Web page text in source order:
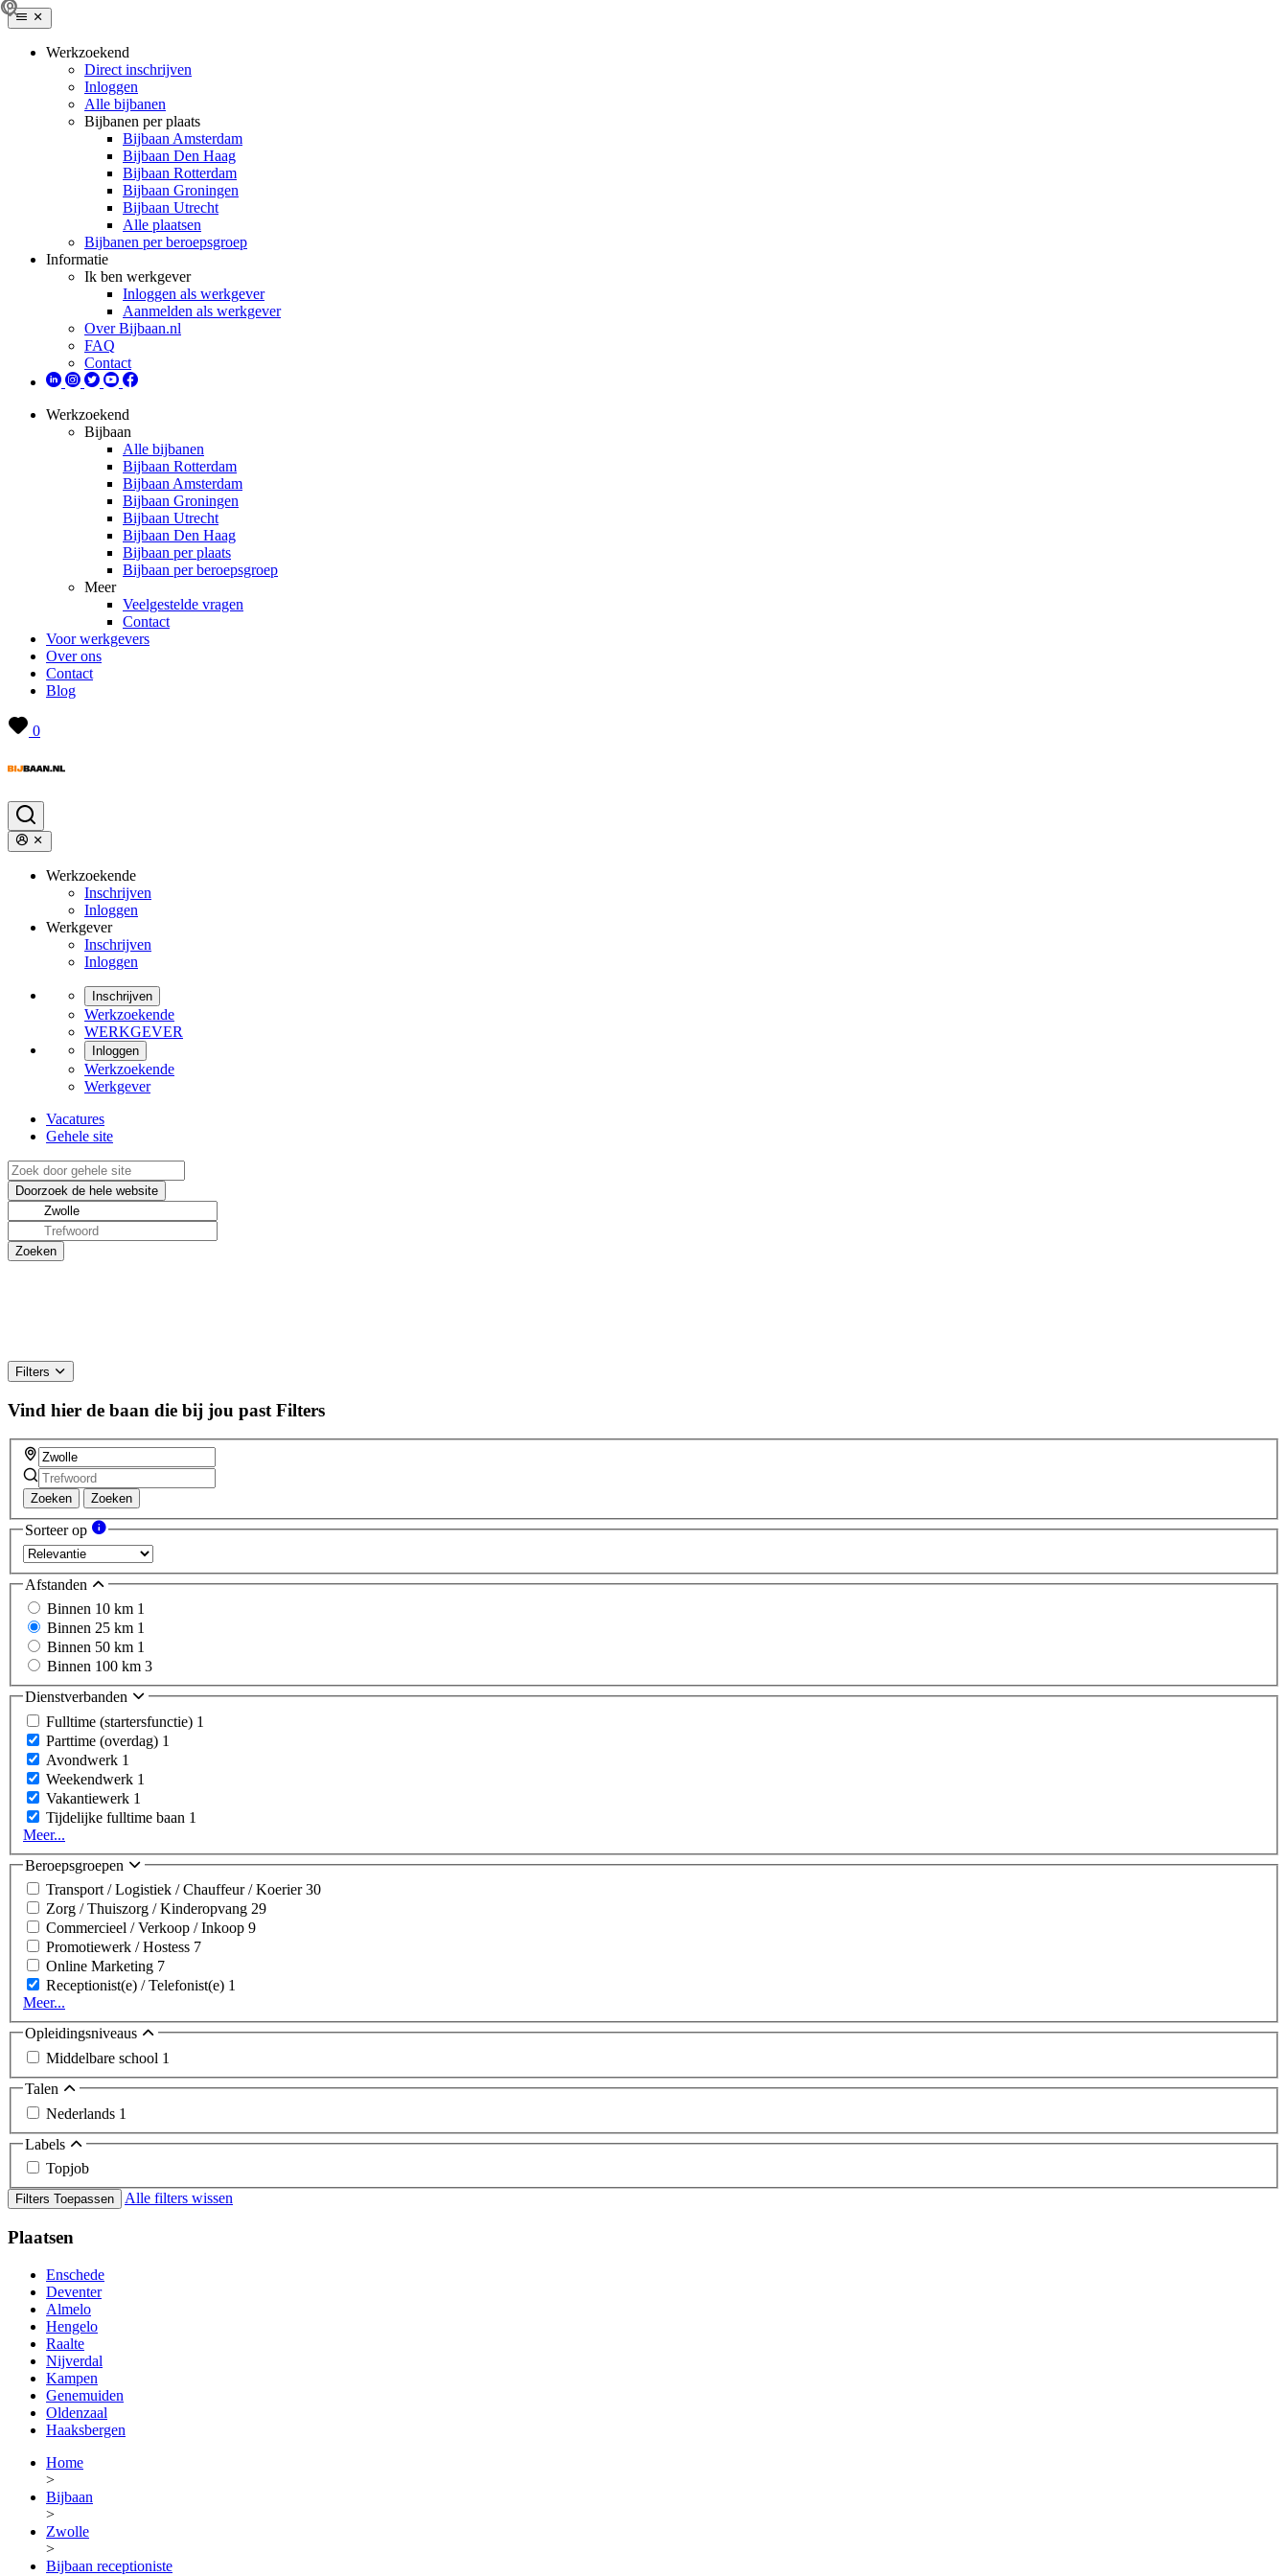
Werkzoekend
Direct inschrijven
Inloggen
Alle bijbanen
Bijbanen per plaats
Bijbaan Amsterdam
Bijbaan Den Haag
Bijbaan Rotterdam
Bijbaan Groningen
Bijbaan Utrecht
Alle plaatsen
Bijbanen per beroepsgroep
Informatie
Ik ben werkgever
Inloggen als werkgever
Aanmelden als werkgever
Over Bijbaan.nl
FAQ
Contact
Werkzoekend
Bijbaan
Alle bijbanen
Bijbaan Rotterdam
Bijbaan Amsterdam
Bijbaan Groningen
Bijbaan Utrecht
Bijbaan Den Haag
Bijbaan per plaats
Bijbaan per beroepsgroep
Meer
Veelgestelde vragen
Contact
Voor werkgevers
Over ons
Contact
Blog
0
Werkzoekende
Inschrijven
Inloggen
Werkgever
Inschrijven
Inloggen
Inschrijven
Werkzoekende
WERKGEVER
Inloggen
Werkzoekende
Werkgever
Vacatures
Gehele site
Filters
Vind hier de baan die bij jou past Filters
Zoeken Zoeken
Sorteer op
Afstanden
Binnen 10 km 1
Binnen 25 km 1
Binnen 50 km 1
Binnen 100 km 3
Dienstverbanden
Fulltime (startersfunctie) 1
Parttime (overdag) 1
Avondwerk 1
Weekendwerk 1
Vakantiewerk 1
Tijdelijke fulltime baan 1
Meer...
Beroepsgroepen
Transport / Logistiek / Chauffeur / Koerier30
Zorg / Thuiszorg / Kinderopvang 29
Commercieel / Verkoop / Inkoop 9
Promotiewerk / Hostess 7
Online Marketing 7
Receptionist(e) / Telefonist(e) 1
Meer...
Opleidingsniveaus
Middelbare school 1
Talen
Nederlands 1
Labels
Topjob
Filters Toepassen Alle filters wissen
Plaatsen
Enschede
Deventer
Almelo
Hengelo
Raalte
Nijverdal
Kampen
Genemuiden
Oldenzaal
Haaksbergen
Home
>
Bijbaan
>
Zwolle
>
Bijbaan receptioniste